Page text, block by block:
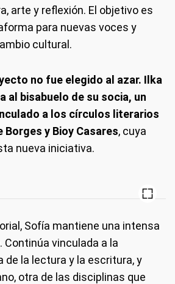
arte y reflexión. El objetivo es
para nuevas voces y
cultural.
no fue elegido al azar. Ilka
al bisabuelo de su socia, un
a los círculos literarios
Borges y Bioy Casares, cuya
nueva iniciativa.
Sofía mantiene una intensa
vinculada a la
la lectura y la escritura, y
otra de las disciplinas que